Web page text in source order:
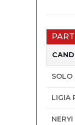
SOLO
LIGIA